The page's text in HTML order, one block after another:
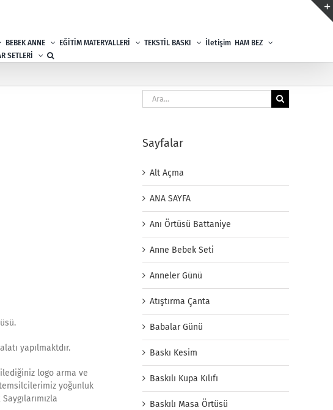
BEBEK ANNE EĞİTİM MATERYALLERİ TEKSTİL BASKI İletişim HAM BEZ
SETLERİ
yapılmaktdır.
logo arma ve
yoğunluk
Ara:
Sayfalar
Alt Açma
ANA SAYFA
Anı Örtüsü Battaniye
Anne Bebek Seti
Anneler Günü
Atıştırma Çanta
Babalar Günü
Baskı Kesim
Baskılı Kupa Kılıfı
Baskılı Masa Örtüsü